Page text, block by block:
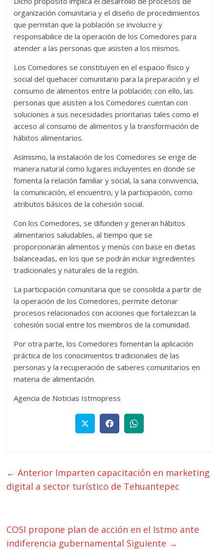
organización comunitaria y el diseño de procedimientos
que permitan que la población se involucre y
responsabilice de la operación de los Comedores para
atender a las personas que asisten a los mismos.
Los Comedores se constituyen en el espacio físico y
social del quehacer comunitario para la preparación y el
consumo de alimentos entre la población; con ello, las
personas que asisten a los Comedores cuentan con
soluciones a sus necesidades prioritarias tales como el
acceso al consumo de alimentos y la transformación de
hábitos alimentarios.
Asimismo, la instalación de los Comedores se erige de
manera natural como lugares incluyentes en donde se
fomenta la relación familiar y social, la sana convivencia,
la comunicación, el encuentro, y la participación, como
atributos básicos de la cohesión social.
Con los Comedores, se difunden y generan hábitos
alimentarios saludables, al tiempo que se
proporcionarán alimentos y menús con base en dietas
balanceadas, en los que se podrán incluir ingredientes
tradicionales y naturales de la región.
La participación comunitaria que se consolida a partir de
la operación de los Comedores, permite detonar
procesos relacionados con acciones que fortalezcan la
cohesión social entre los miembros de la comunidad.
Por otra parte, los Comedores fomentan la aplicación
práctica de los conocimientos tradicionales de las
personas y la recuperación de saberes comunitarios en
materia de alimentación.
Agencia de Noticias Istmopress
← Anterior Imparten capacitación en marketing
digital a sector turístico de Tehuantepec
COSI propone plan de acción en el Istmo ante
indiferencia gubernamental Siguiente →